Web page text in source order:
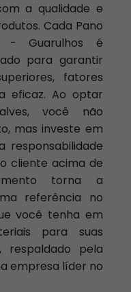
a qualidade e
Cada Pano
- Guarulhos é
para garantir
fatores
eficaz. Ao optar
você não
mas investe em
responsabilidade
cliente acima de
torna a
referência no
você tenha em
para suas
respaldado pela
empresa líder no